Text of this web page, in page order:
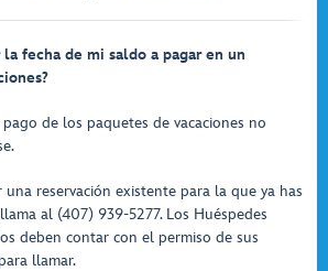
la fecha de mi saldo a pagar en un
pago de los paquetes de vacaciones no
una reservación existente para la que ya has
al (407) 939-5277. Los Huéspedes
deben contar con el permiso de sus
llamar.